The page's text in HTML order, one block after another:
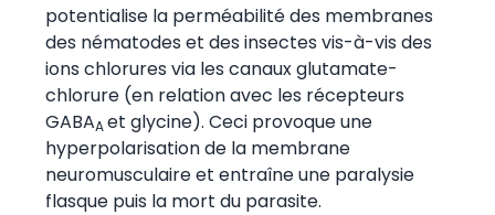
potentialise la perméabilité des membranes
des nématodes et des insectes vis-à-vis des
ions chlorures via les canaux glutamate-
chlorure (en relation avec les récepteurs
GABAAet glycine). Ceci provoque une
hyperpolarisation de la membrane
neuromusculaire et entraîne une paralysie
flasque puis la mort du parasite.